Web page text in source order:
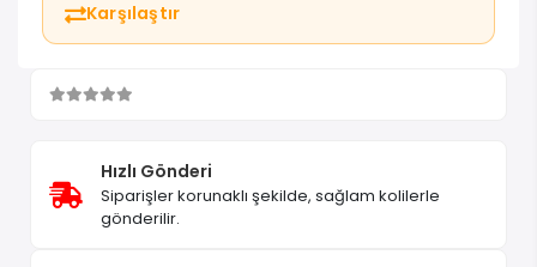
Karşılaştır
Hızlı Gönderi
Siparişler korunaklı şekilde, sağlam kolilerle
gönderilir.